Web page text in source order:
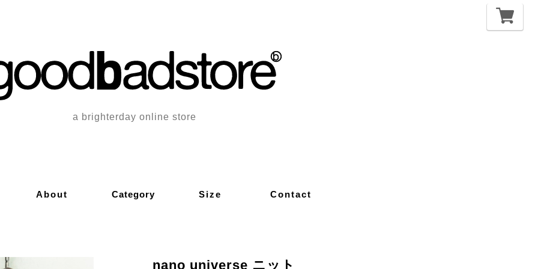
a brighterday online store
About Category Size Contact
nano universe ニット